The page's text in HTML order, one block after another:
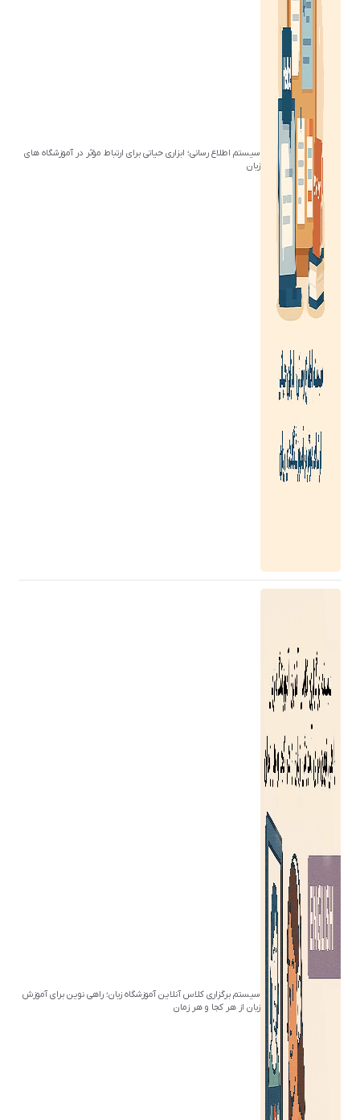
سیستم اطلاع رسانی؛ ابزاری حیاتی برای ارتباط مؤثر در آموزشگاه های
زبان
سیستم برگزاری کلاس آنلاین آموزشگاه زبان؛ راهی نوین برای آموزش
زبان از هر کجا و هر زمان